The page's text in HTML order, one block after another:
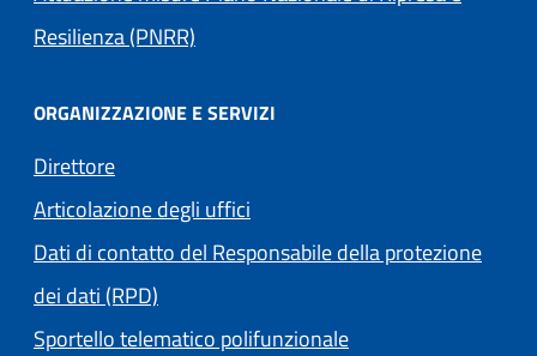
Resilienza (PNRR)
ORGANIZZAZIONE E SERVIZI
Direttore
Articolazione degli uffici
Dati di contatto del Responsabile della protezione
dei dati (RPD)
Sportello telematico polifunzionale